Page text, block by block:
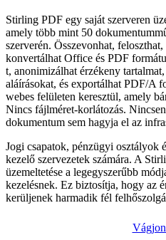
Stirling PDF egy saját szerveren
amely több mint 50
szerverén. Összevonhat,
konvertálhat Office és PDF
t, anonimizálhat érzékeny
aláírásokat, és exportálhat PDF/A
webes felületen keresztül, amely
Nincs fájlméret-korlátozás.
dokumentum sem hagyja el az
Jogi csapatok, pénzügyi osztályok
kezelő szervezetek számára. A
üzemeltetése a legegyszerűbb
kezelésnek. Ez biztosítja, hogy az
kerüljenek harmadik fél